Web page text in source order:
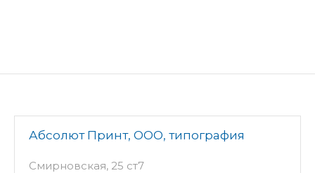
Абсолют Принт, ООО, типография
Смирновская, 25 ст7